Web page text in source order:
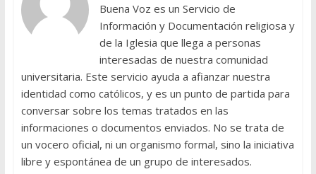
Buena Voz es un Servicio de
Información y Documentación religiosa y
de la Iglesia que llega a personas
interesadas de nuestra comunidad
universitaria. Este servicio ayuda a afianzar nuestra
identidad como católicos, y es un punto de partida para
conversar sobre los temas tratados en las
informaciones o documentos enviados. No se trata de
un vocero oficial, ni un organismo formal, sino la iniciativa
libre y espontánea de un grupo de interesados.